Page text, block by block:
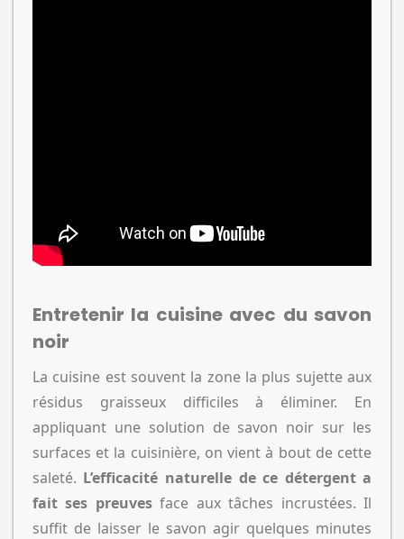
Entretenir la cuisine avec du savon
noir
La cuisine est souvent la zone la plus sujette aux
résidus graisseux difficiles à éliminer. En
appliquant une solution de savon noir sur les
surfaces et la cuisinière, on vient à bout de cette
saleté. L’efficacité naturelle de ce détergent a
fait ses preuvesface aux tâches incrustées. Il
suffit de laisser le savon agir quelques minutes